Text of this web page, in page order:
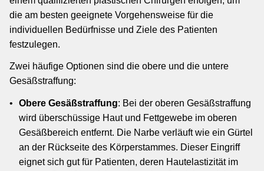
die am besten geeignete Vorgehensweise für die
individuellen Bedürfnisse und Ziele des Patienten
festzulegen.
Zwei häufige Optionen sind die obere und die untere
Gesäßstraffung:
Obere Gesäßstraffung: Bei der oberen Gesäßstraffung
wird überschüssige Haut und Fettgewebe im oberen
Gesäßbereich entfernt. Die Narbe verläuft wie ein Gürtel
an der Rückseite des Körperstammes. Dieser Eingriff
eignet sich gut für Patienten, deren Hautelastizität im